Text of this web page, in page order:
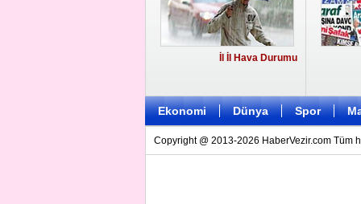
İl İl Hava Durumu
Ekonomi Dünya Spor
Copyright @ 2013-2026 HaberVezir.com Tüm